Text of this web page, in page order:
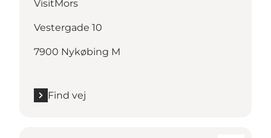
VisitMors
Vestergade 10
7900 Nykøbing M
Find vej